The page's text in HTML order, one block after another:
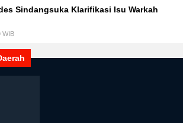
Sindangsuka Klarifikasi Isu Warkah
WIB